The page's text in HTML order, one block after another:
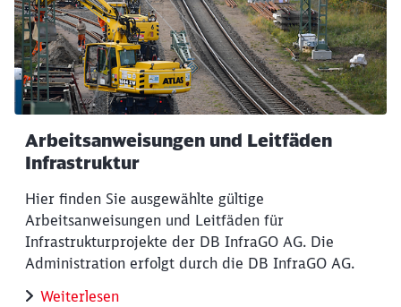
Arbeitsanweisungen und Leitfäden
Infrastruktur
Hier finden Sie ausgewählte gültige
Arbeitsanweisungen und Leitfäden für
Infrastrukturprojekte der DB InfraGO AG. Die
Administration erfolgt durch die DB InfraGO AG.
Weiterlesen